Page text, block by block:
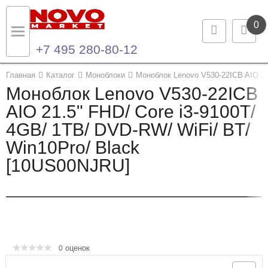
0
+7 495 280-80-12
Главная Каталог Моноблоки Моноблок Lenovo V530-22ICB AIO
Моноблок Lenovo V530-22ICB
AIO 21.5" FHD/ Core i3-9100T/
4GB/ 1TB/ DVD-RW/ WiFi/ BT/
Win10Pro/ Black
[10US00NJRU]
0 оценок
Назад
Каталог продукции
Ноутбуки и ультрабуки
Компьютеры
Назад
Контакты
Контактная информация